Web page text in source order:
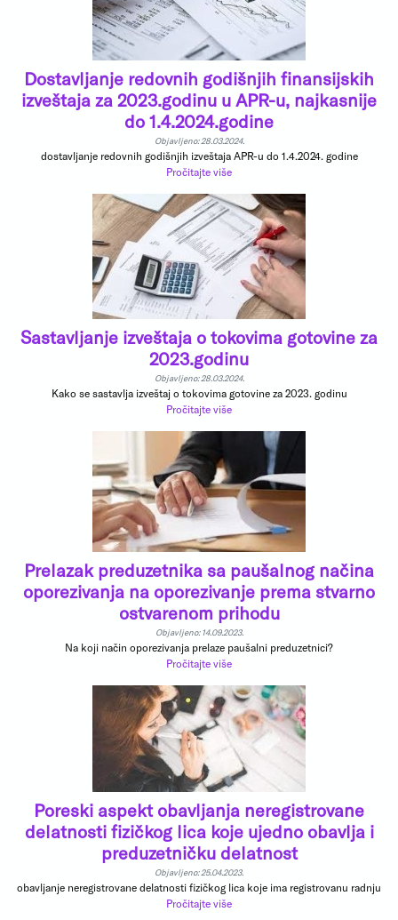
Dostavljanje redovnih godišnjih finansijskih
izveštaja za 2023.godinu u APR-u, najkasnije
do 1.4.2024.godine
Objavljeno: 28.03.2024.
dostavljanje redovnih godišnjih izveštaja APR-u do 1.4.2024. godine
Pročitajte više
Sastavljanje izveštaja o tokovima gotovine za
2023.godinu
Objavljeno: 28.03.2024.
Kako se sastavlja izveštaj o tokovima gotovine za 2023. godinu
Pročitajte više
Prelazak preduzetnika sa paušalnog načina
oporezivanja na oporezivanje prema stvarno
ostvarenom prihodu
Objavljeno: 14.09.2023.
Na koji način oporezivanja prelaze paušalni preduzetnici?
Pročitajte više
Poreski aspekt obavljanja neregistrovane
delatnosti fizičkog lica koje ujedno obavlja i
preduzetničku delatnost
Objavljeno: 25.04.2023.
obavljanje neregistrovane delatnosti fizičkog lica koje ima registrovanu radnju
Pročitajte više